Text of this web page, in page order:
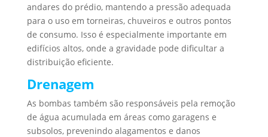
andares do prédio, mantendo a pressão adequada
para o uso em torneiras, chuveiros e outros pontos
de consumo. Isso é especialmente importante em
edifícios altos, onde a gravidade pode dificultar a
distribuição eficiente.
Drenagem
As bombas também são responsáveis pela remoção
de água acumulada em áreas como garagens e
subsolos, prevenindo alagamentos e danos